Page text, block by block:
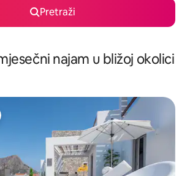
Pretraži
najam u bližoj okolici